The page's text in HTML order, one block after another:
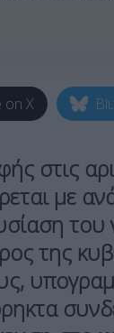
on X
στις
με
της